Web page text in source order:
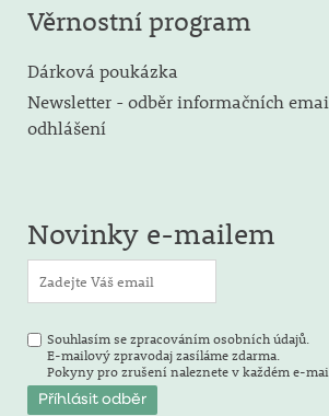
Věrnostní program
Dárková poukázka
Newsletter - odběr informačních
odhlášení
Novinky e-mailem
Souhlasím se zpracováním osobních údajů.
E-mailový zpravodaj zasíláme zdarma.
Pokyny pro zrušení naleznete v každém e-